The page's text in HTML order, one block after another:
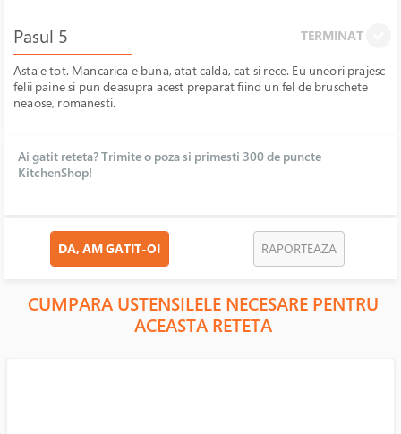
Pasul 5 TERMINAT
Asta e tot. Mancarica e buna, atat calda, cat si rece. Eu uneori prajesc
felii paine si pun deasupra acest preparat fiind un fel de bruschete
neaose, romanesti.
Ai gatit reteta? Trimite o poza si primesti 300 de puncte
KitchenShop!
DA, AM GATIT-O! RAPORTEAZA
CUMPARA USTENSILELE NECESARE PENTRU
ACEASTA RETETA